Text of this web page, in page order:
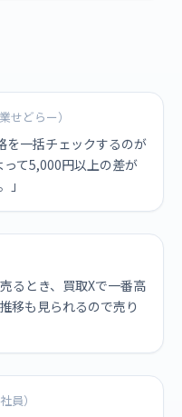
せどらー）
を一括チェックするのが
て5,000円以上の差が
」
るとき、買取Xで一番高
移も見られるので売り
員）